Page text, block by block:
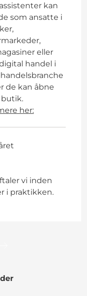
kan
som ansatte i
eller
handel i
de kan åbne
her:
vi inden
i praktikken.